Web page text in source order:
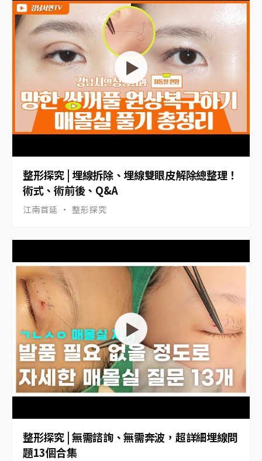
▶
整形探究 | 埋線拆除、埋線雙眼皮解除總整理！
術式、術前後、Q&A
江南首延 · 整形探究
▶
整形探究 | 無需諮詢、無需奔波，超詳細埋線問
題13個合集